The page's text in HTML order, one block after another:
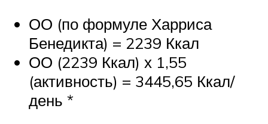
ОО (по формуле Харриса
Бенедикта) = 2239 Ккал
ОО (2239 Ккал) х 1,55
(активность) = 3445,65 Ккал/
день *